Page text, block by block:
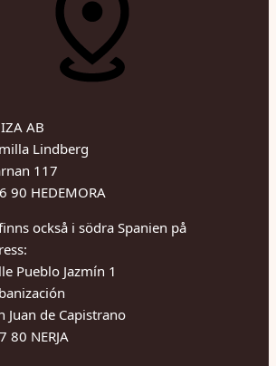
AB
Lindberg
117
90 HEDEMORA
också i södra Spanien på
Pueblo Jazmín 1
Juan de Capistrano
80 NERJA